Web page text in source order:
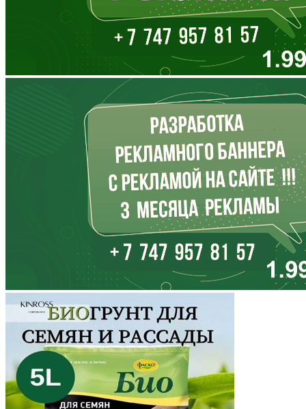
Забайкальский край
Запорожская область
Ивановская область
Иркутская область
Кабардино-Балкария
Калининградская область
Калмыкия
Калужская область
Камчатский край
Карачаево-Черкесия
Карелия
Кемеровская область
Кировская область
Коми